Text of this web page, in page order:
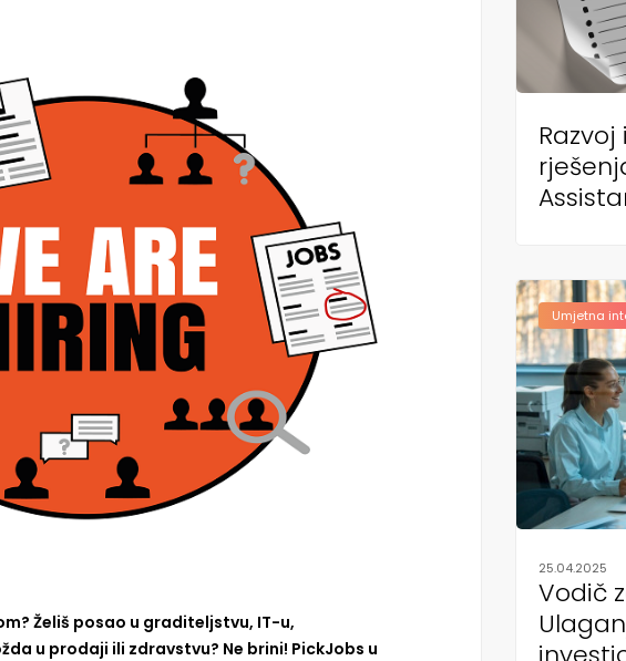
Želiš posao u graditeljstvu, IT-u,
u prodaji ili zdravstvu? Ne brini! PickJobs u
Umjetna
25.04.2025
Vodič